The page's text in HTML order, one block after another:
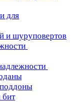
для
и шуруповертов
бит